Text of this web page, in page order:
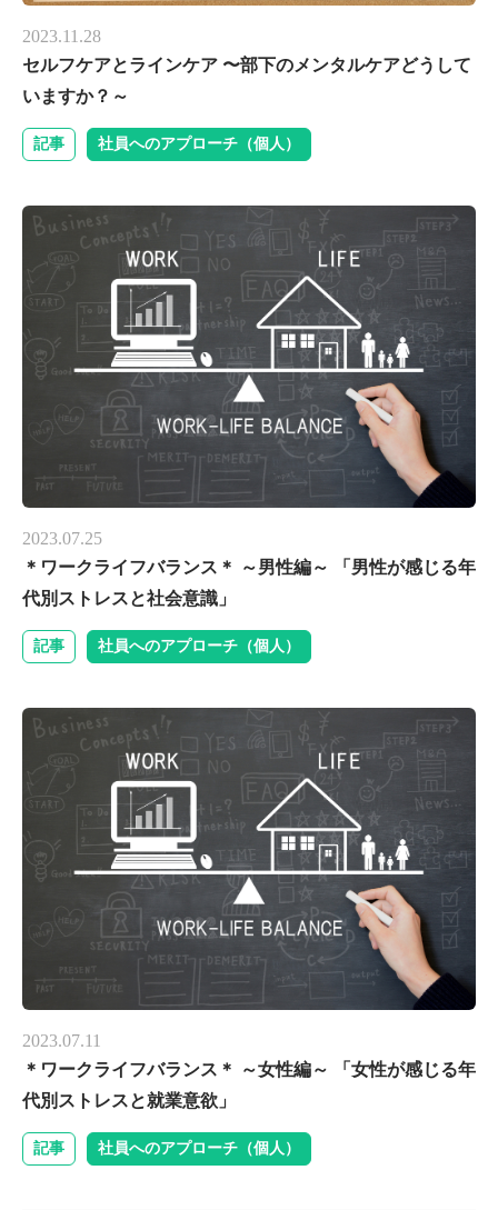
2023.11.28
セルフケアとラインケア 〜部下のメンタルケアどうして
いますか？～
記事 社員へのアプローチ（個人）
2023.07.25
＊ワークライフバランス＊ ～男性編～ 「男性が感じる年
代別ストレスと社会意識」
記事 社員へのアプローチ（個人）
2023.07.11
＊ワークライフバランス＊ ～女性編～ 「女性が感じる年
代別ストレスと就業意欲」
記事 社員へのアプローチ（個人）